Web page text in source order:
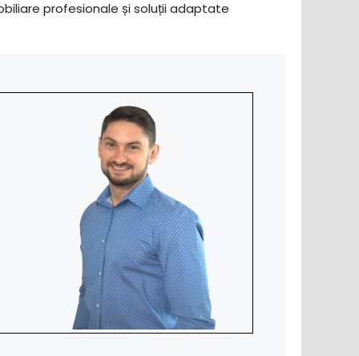
profesionale și soluții adaptate